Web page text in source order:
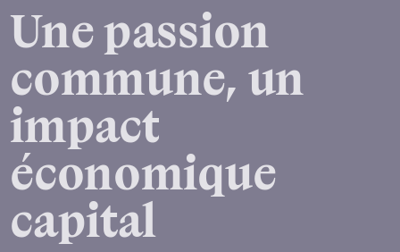
Unepassion
commune, un
impact
économique
capital